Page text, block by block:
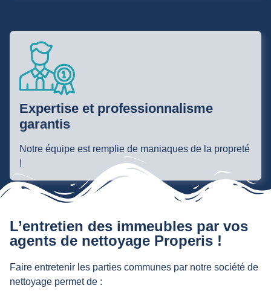
Expertise et professionnalisme
garantis
Notre équipe est remplie de maniaques de la propreté
!
L’entretien des immeubles par vos
agents de nettoyage Properis !
Faire entretenir les parties communes par notre société de
nettoyage permet de :